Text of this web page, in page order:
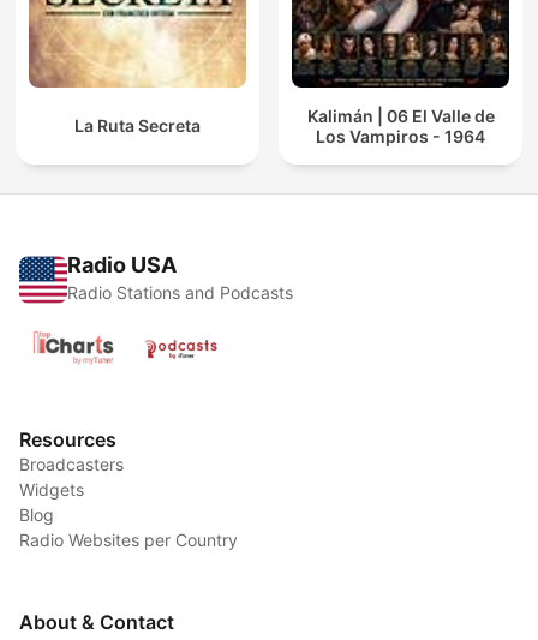
La Ruta Secreta
Kalimán | 06 El Valle de
Los Vampiros - 1964
Radio USA
Radio Stations and Podcasts
Resources
Broadcasters
Widgets
Blog
Radio Websites per Country
About & Contact